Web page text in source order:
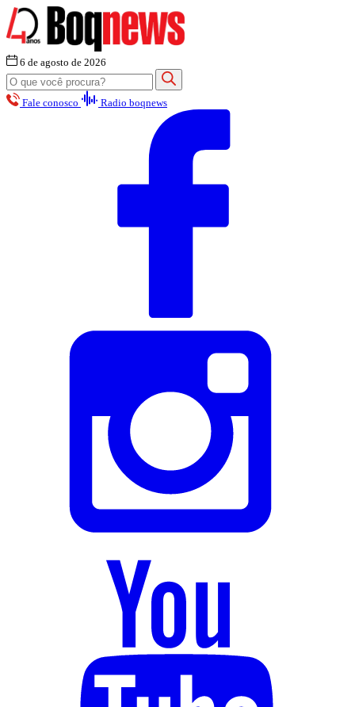
6 de agosto de 2026
Fale conosco Radio boqnews